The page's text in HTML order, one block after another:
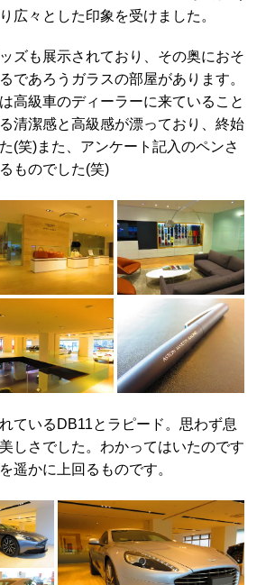
広々とした印象を受けました。
ズも展示されており、その奥におそ
であろうガラスの部屋があります。
高級車のディーラーに来ていること
清潔感と高級感が漂っており、終始
(笑)また、アンケート記入のペンさ
ものでした(笑)
ているDB11とラピード。思わず息
しさでした。わかってはいたのです
遥かに上回るものです。